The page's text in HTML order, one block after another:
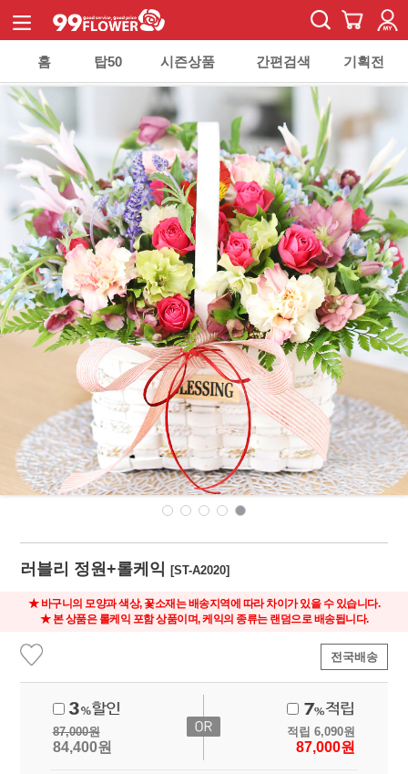
홈 탑50 시즌상품 간편검색 기획전
러블리 정원+롤케익[ST-A2020]
★ 바구니의 모양과 색상, 꽃소재는 배송지역에 따라 차이가 있을 수 있습니다.
★ 본 상품은 롤케익 포함 상품이며, 케익의 종류는 랜덤으로 배송됩니다.
전국배송
87,000원
84,400원
적립 6,090원
87,000원